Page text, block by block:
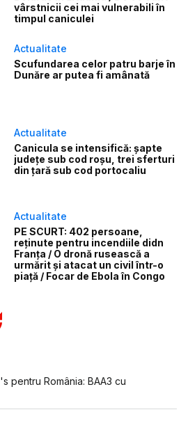
vârstnicii cei mai vulnerabili în
timpul caniculei
Actualitate
Scufundarea celor patru barje în
Dunăre ar putea fi amânată
Actualitate
Canicula se intensifică: șapte
județe sub cod roșu, trei sferturi
din țară sub cod portocaliu
Actualitate
PE SCURT: 402 persoane,
reținute pentru incendiile didn
Franța / O dronă rusească a
urmărit și atacat un civil într-o
piață / Focar de Ebola în Congo
pentru România: BAA3 cu